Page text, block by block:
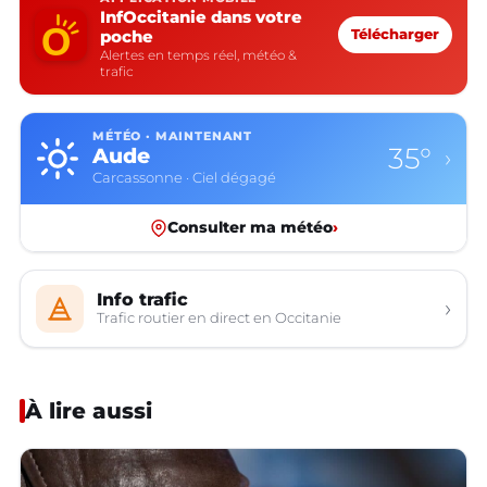
InfOccitanie dans votre
poche
Alertes en temps réel, météo &
trafic
Télécharger
MÉTÉO · MAINTENANT
Aude
Carcassonne · Ciel dégagé
35° ›
Consulter ma météo›
Info trafic
Trafic routier en direct en Occitanie ›
À lire aussi